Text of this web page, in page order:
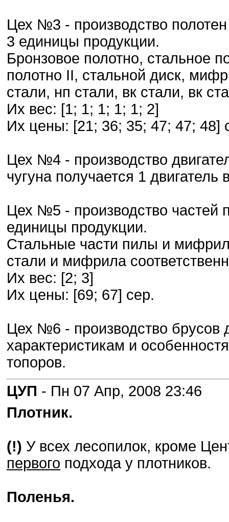
Цех №3 - производство
3 единицы продукции.
Бронзовое полотно, стальное
полотно II, стальной диск,
стали, нп стали, вк стали, вк
Их вес: [1; 1; 1; 1; 1; 2]
Их цены: [21; 36; 35; 47; 47; 48]
Цех №4 - производство
чугуна получается 1
Цех №5 - производство частей
единицы продукции.
Стальные части пилы и
стали и мифрила
Их вес: [2; 3]
Их цены: [69; 67] сер.
Цех №6 - производство брусов
характеристикам и
топоров.
ЦУП - Пн 07 Апр, 2008 23:46
Плотник.
(!) У всех лесопилок, кроме
первого подхода у плотников.
Поленья.